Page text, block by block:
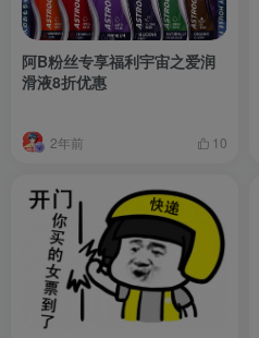
阿B粉丝专享福利宇宙之爱润
滑液8折优惠
2年前 10